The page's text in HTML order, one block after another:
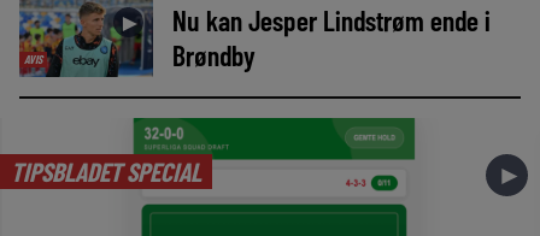
AVIS
►
Nu kan Jesper Lindstrøm ende i
Brøndby
TIPSBLADET SPECIAL ►